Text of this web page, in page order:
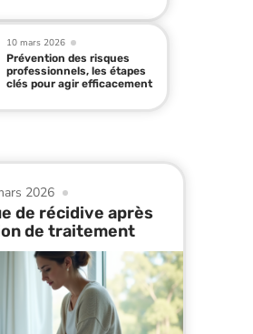
10 mars 2026
Prévention des risques
professionnels, les étapes
clés pour agir efficacement
2026
de récidive après
de traitement